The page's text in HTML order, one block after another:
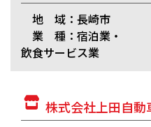
地 域：長崎市
業 種：宿泊業・
飲食サービス業
株式会社上田自動